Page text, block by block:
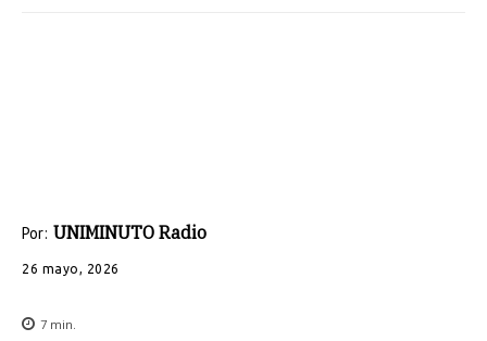
Por: UNIMINUTO Radio
26 mayo, 2026
7 min.